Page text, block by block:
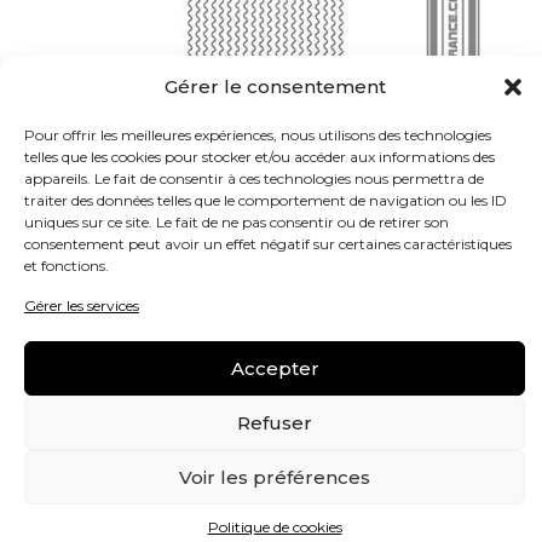
Gérer le consentement
Pour offrir les meilleures expériences, nous utilisons des technologies
telles que les cookies pour stocker et/ou accéder aux informations des
appareils. Le fait de consentir à ces technologies nous permettra de
traiter des données telles que le comportement de navigation ou les ID
uniques sur ce site. Le fait de ne pas consentir ou de retirer son
consentement peut avoir un effet négatif sur certaines caractéristiques
et fonctions.
Gérer les services
Accepter
Refuser
Voir les préférences
Politique de cookies
Timbre 14″ – 20 Spirales Carbone Avec Pitch
Modèle « Pitch »: angle des plaques extérieurs
spécialement conçu pour un meilleur contact
Spirales faites de 90% de carbone pour plus